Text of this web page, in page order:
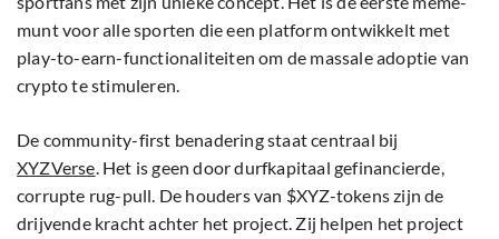
munt voor alle sporten die een platform ontwikkelt met
play-to-earn-functionaliteiten om de massale adoptie van
crypto te stimuleren.
De community-first benadering staat centraal bij
XYZVerse. Het is geen door durfkapitaal gefinancierde,
corrupte rug-pull. De houders van $XYZ-tokens zijn de
drijvende kracht achter het project. Zij helpen het project